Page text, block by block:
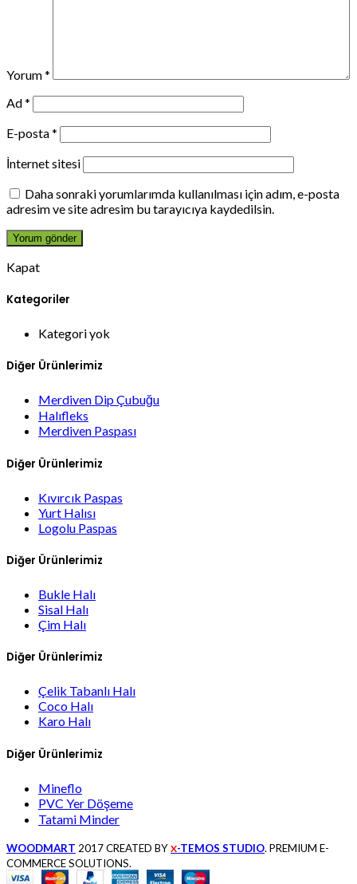
Yorum*
Ad*
E-posta*
İnternet sitesi
Daha sonraki yorumlarımda kullanılması için adım, e-posta
adresim ve site adresim bu tarayıcıya kaydedilsin.
Kapat
Kategoriler
Kategori yok
Diğer Ürünlerimiz
Merdiven Dip Çubuğu
Halıfleks
Merdiven Paspası
Diğer Ürünlerimiz
Kıvırcık Paspas
Yurt Halısı
Logolu Paspas
Diğer Ürünlerimiz
Bukle Halı
Sisal Halı
Çim Halı
Diğer Ürünlerimiz
Çelik Tabanlı Halı
Coco Halı
Karo Halı
Diğer Ürünlerimiz
Mineflo
PVC Yer Döşeme
Tatami Minder
WOODMART 2017 CREATED BY X-TEMOS STUDIO. PREMIUM E-
COMMERCE SOLUTIONS.